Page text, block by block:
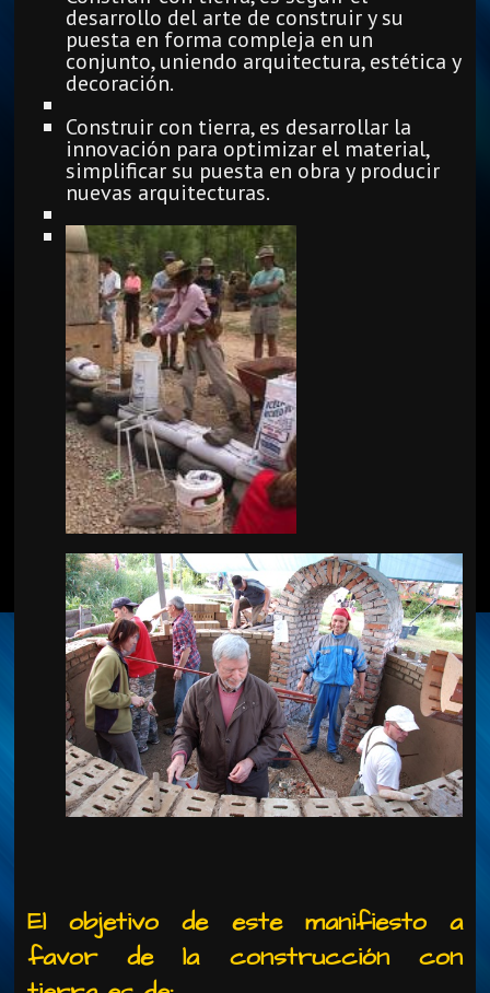
desarrollo del arte de construir y su
puesta en forma compleja en un
conjunto, uniendo arquitectura, estética y
decoración.
Construir con tierra, es desarrollar la
innovación para optimizar el material,
simplificar su puesta en obra y producir
nuevas arquitecturas.
El objetivo de este manifiesto a
favor de la construcción con